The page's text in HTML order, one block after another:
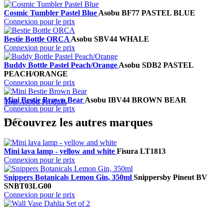
Cosmic Tumbler Pastel Blue Asobu BF77 PASTEL BLUE
Connexion pour le prix
Bestie Bottle ORCA Asobu SBV44 WHALE
Connexion pour le prix
Buddy Bottle Pastel Peach/Orange Asobu SDB2 PASTEL
PEACH/ORANGE
Connexion pour le prix
Mini Bestie Brown Bear Asobu IBV44 BROWN BEAR
Connexion pour le prix
Tout Asobu Produits
Découvrez les autres marques
Mini lava lamp - yellow and white Fisura LT1813
Connexion pour le prix
Snippers Botanicals Lemon Gin, 350ml Snippersby Pineut BV
SNBT03LG00
Connexion pour le prix